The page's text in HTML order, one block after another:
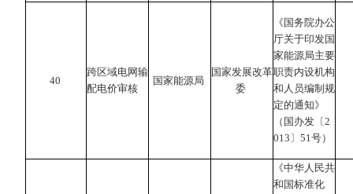
40
跨区域电网输
配电价审核
国家能源局
国家发展改革
委
《国务院办公
厅关于印发国
家能源局主要
职责内设机构
和人员编制规
定的通知》
（国办发〔2
013〕51号）
《中华人民共
和国标准化